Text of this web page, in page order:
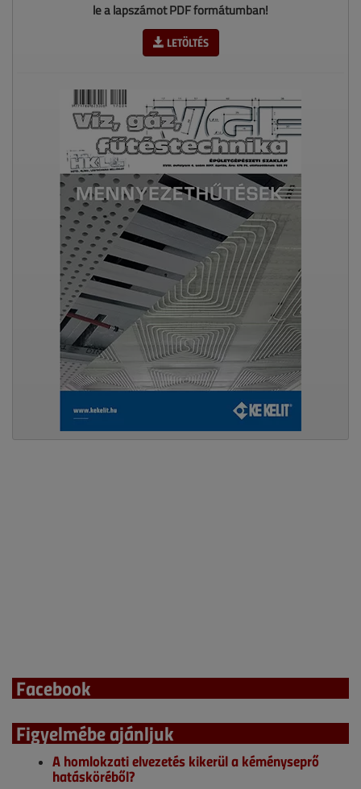
le a lapszámot PDF formátumban!
LETÖLTÉS
Facebook
Figyelmébe ajánljuk
A homlokzati elvezetés kikerül a kéményseprő
hatásköréből?